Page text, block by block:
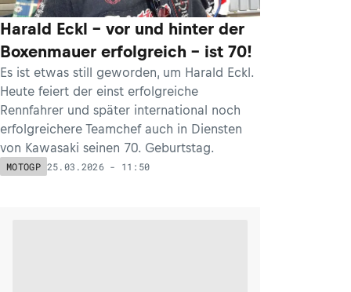
Harald Eckl – vor und hinter der
Boxenmauer erfolgreich – ist 70!
Es ist etwas still geworden, um Harald Eckl.
Heute feiert der einst erfolgreiche
Rennfahrer und später international noch
erfolgreichere Teamchef auch in Diensten
von Kawasaki seinen 70. Geburtstag.
MOTOGP 25.03.2026 - 11:50